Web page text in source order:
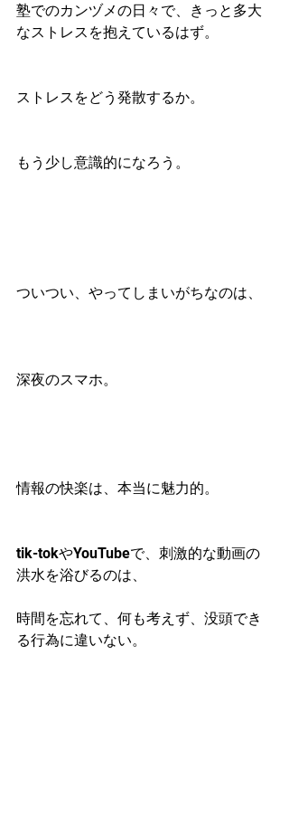
塾でのカンヅメの日々で、きっと多大
なストレスを抱えているはず。
ストレスをどう発散するか。
もう少し意識的になろう。
ついつい、やってしまいがちなのは、
深夜のスマホ。
情報の快楽は、本当に魅力的。
tik-tokやYouTubeで、刺激的な動画の
洪水を浴びるのは、
時間を忘れて、何も考えず、没頭でき
る行為に違いない。